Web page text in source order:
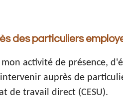
des particuliers
activité de présence,
auprès de
de travail direct (CESU).